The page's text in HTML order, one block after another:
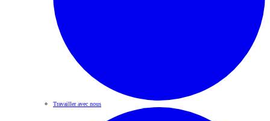
Travailler avec nous